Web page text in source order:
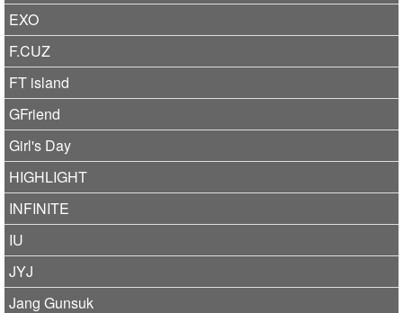
EXO
F.CUZ
FT island
GFriend
Girl's Day
HIGHLIGHT
INFINITE
IU
JYJ
Jang Gunsuk